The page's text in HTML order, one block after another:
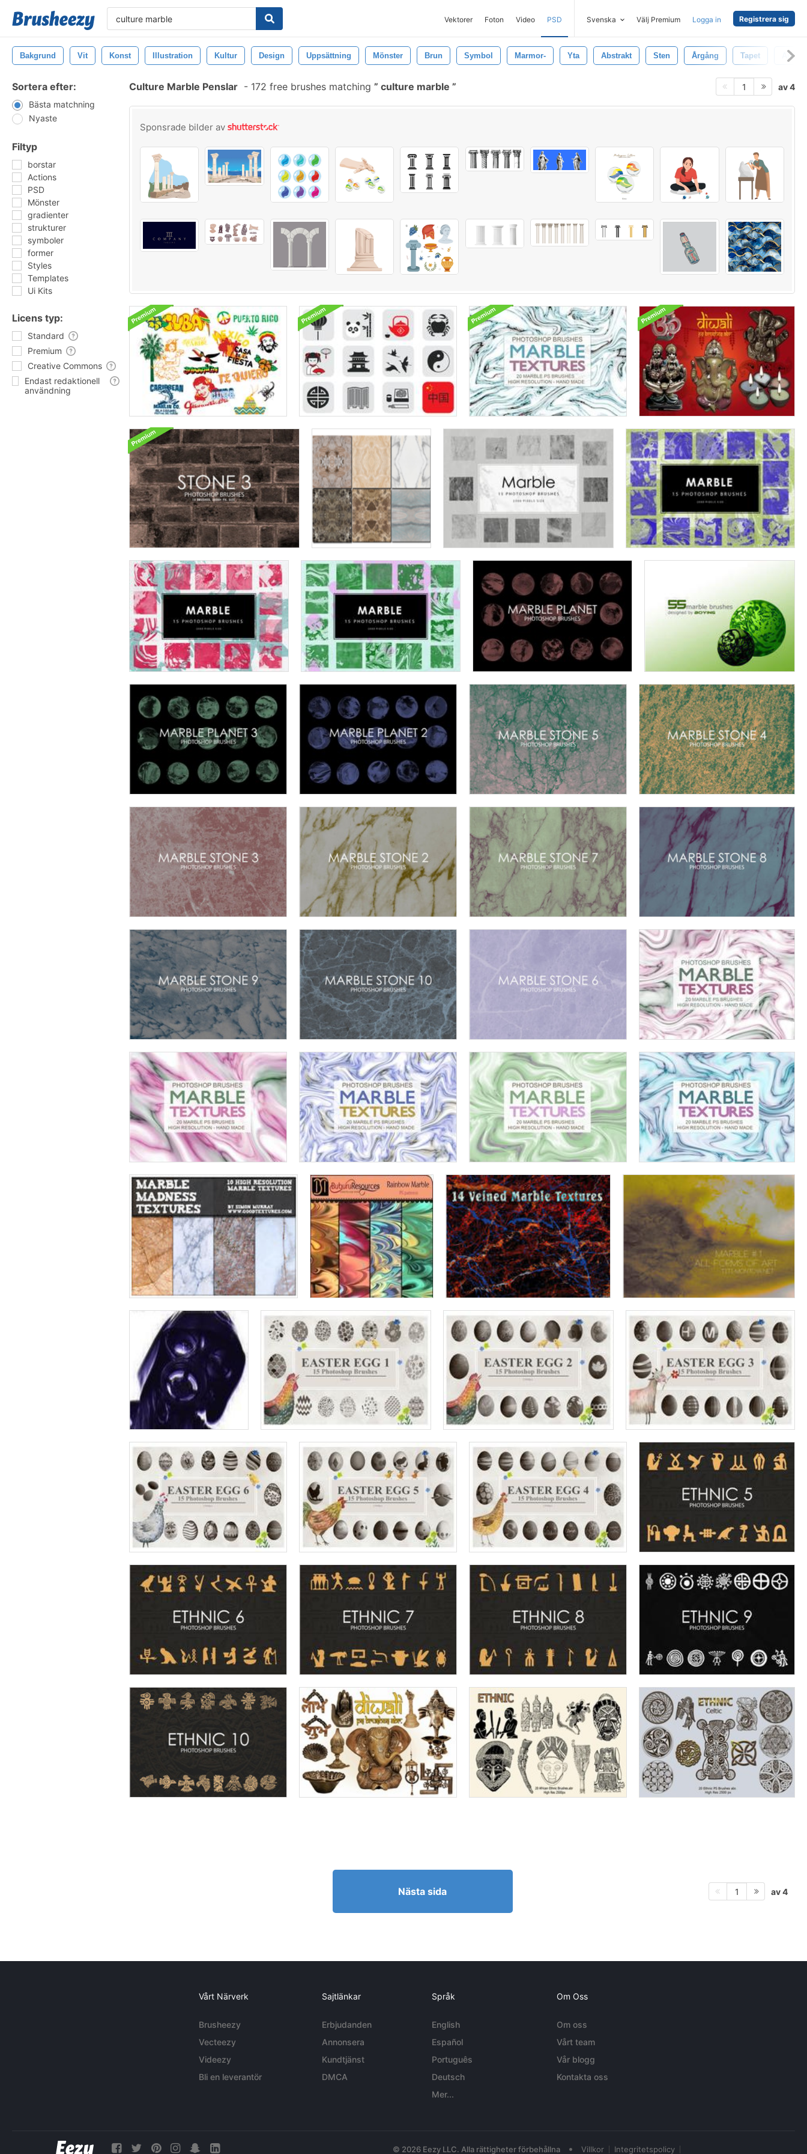
Vektorer Foton Video PSD Svenska Välj Premium Logga in Registrera sig
Bakgrund Vit Konst Illustration Kultur Design Uppsättning Mönster Brun Symbol Marmor- Yta Abstrakt Sten Årgång Tapet Antik
Sortera efter:
Bästa matchning
Nyaste
Filtyp
borstar
Actions
PSD
Mönster
gradienter
strukturer
symboler
former
Styles
Templates
Ui Kits
Licens typ:
Standard
Premium
Creative Commons
Endast redaktionell
användning
Culture Marble Penslar - 172 free brushes matching culture marble 1 av 4
Sponsrade bilder av
Nästa sida 1 av 4
Vårt Närverk
Brusheezy
Vecteezy
Videezy
Bli en leverantör
Sajtlänkar
Erbjudanden
Annonsera
Kundtjänst
DMCA
Språk
English
Español
Português
Deutsch
Mer...
Om Oss
Om oss
Vårt team
Vår blogg
Kontakta oss
© 2026 Eezy LLC. Alla rättigheter förbehållna • Villkor Integritetspolicy